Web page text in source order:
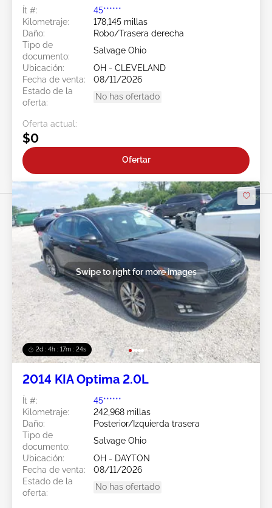
Ít #:
45******
Kilometraje:
178,145 millas
Daño:
Robo/Trasera derecha
Tipo de
documento:
Salvage Ohio
Ubicación:
OH - CLEVELAND
Fecha de venta:
08/11/2026
Estado de la
oferta:
No has ofertado
Oferta actual:
$0
Ofertar
2d : 4h : 17m : 21s
Swipe to right for more images
2014 KIA Optima 2.0L
Ít #:
45******
Kilometraje:
242,968 millas
Daño:
Posterior/Izquierda trasera
Tipo de
documento:
Salvage Ohio
Ubicación:
OH - DAYTON
Fecha de venta:
08/11/2026
Estado de la
oferta:
No has ofertado